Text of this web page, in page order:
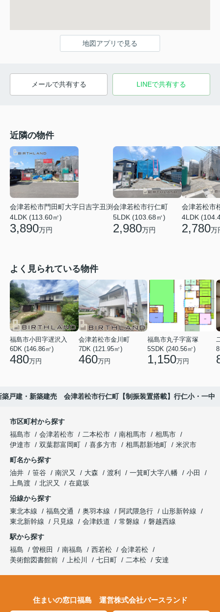
地図アプリで見る
メールで共有する LINEで共有する
近隣の物件
会津若松市門田町大字日吉字丑渕
4LDK (113.60㎡)
3,890万円
会津若松市行仁町
5LDK (103.68㎡)
2,980万円
会津若松市
4LDK
2,780万
よく見られている物件
福島市小田字遅沢入
6DK (146.86㎡)
480万円
会津若松市金川町
7DK (121.95㎡)
460万円
福島市丸子字富塚
5SDK (240.56㎡)
1,150万円
築戸建・新築建売 会津若松市行仁町【制振装置搭載】行仁小・一中
市区町村から探す
福島市
会津若松市 二本松市 南相馬市
相馬市
伊達市
双葉郡富岡町 喜多方市 相馬郡新地町
米沢市
町名から探す
油井
笹谷 南沢又 大森 渡利 一箕町大字八幡
小田
上鳥渡
北沢又
在庭坂
沿線から探す
東北本線
福島交通 奥羽本線 阿武隈急行
山形新幹線
東北新幹線
只見線 会津鉄道 常磐線
磐越西線
駅から探す
福島
曽根田 南福島 西若松
会津若松
美術館図書館前
上松川 七日町 二本松 安達
住まいの窓口福島 運営株式会社バースランド